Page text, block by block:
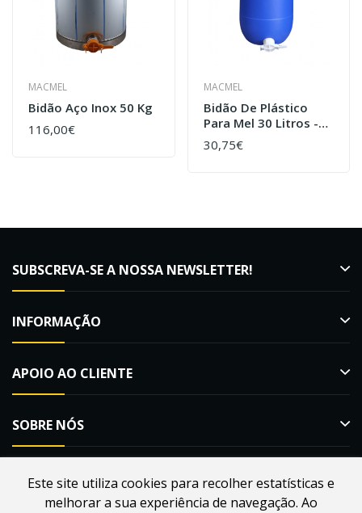
Este site utiliza cookies para recolher estatísticas e
melhorar a sua experiência de navegação. Ao
MACMEL
Bidão Aço Inox 50 Kg
116,00€
MACMEL
Bidão De Plástico
Para Mel 30 Litros -
Com Torneira
30,75€
SUBSCREVA-SE A NOSSA NEWSLETTER!
INFORMAÇÃO
APOIO AO CLIENTE
SOBRE NÓS
Desenvolvido porWebdouro. Loja Online para Apicultores |